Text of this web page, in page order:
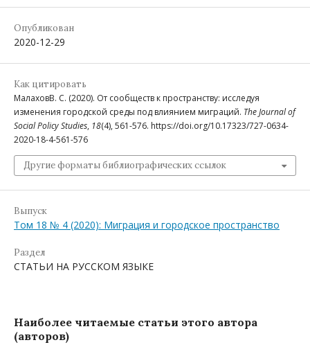
Опубликован
2020-12-29
Как цитировать
МалаховВ. С. (2020). От сообществ к пространству: исследуя
изменения городской среды под влиянием миграций. The Journal of
Social Policy Studies, 18(4), 561-576. https://doi.org/10.17323/727-0634-
2020-18-4-561-576
Другие форматы библиографических ссылок
Выпуск
Том 18 № 4 (2020): Миграция и городское пространство
Раздел
СТАТЬИ НА РУССКОМ ЯЗЫКЕ
Наиболее читаемые статьи этого автора
(авторов)